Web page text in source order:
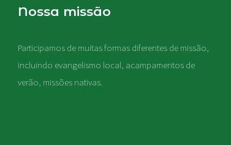
Nossa missão
Participamos de muitas formas diferentes de missão,
incluindo evangelismo local, acampamentos de
verão, missões nativas.